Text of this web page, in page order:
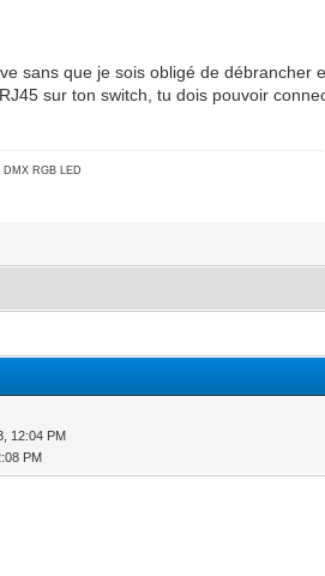
sans que je sois obligé de débrancher
sur ton switch, tu dois pouvoir
RGB LED
12:04 PM
PM